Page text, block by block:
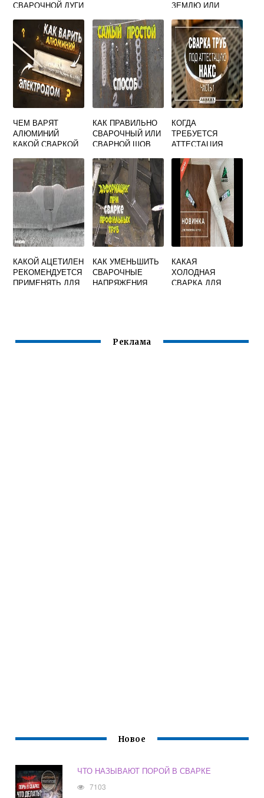
СВАРОЧНОЙ ДУГИ
ПРИМЕНЯТЬ В
ПОЛЕВЫХ
УСЛОВИЯХ
ЗЕМЛЮ ИЛИ
СЕПТИКИ ЛУЧШЕ
ЧЕМ ВАРЯТ
АЛЮМИНИЙ
КАКОЙ СВАРКОЙ
КАК ПРАВИЛЬНО
СВАРОЧНЫЙ ИЛИ
СВАРНОЙ ШОВ
КОГДА
ТРЕБУЕТСЯ
АТТЕСТАЦИЯ
СВАРОЧНОГО
ПРОИЗВОДСТВА
КАКОЙ АЦЕТИЛЕН
РЕКОМЕНДУЕТСЯ
ПРИМЕНЯТЬ ДЛЯ
КАК УМЕНЬШИТЬ
СВАРОЧНЫЕ
НАПРЯЖЕНИЯ
КАКАЯ
ХОЛОДНАЯ
СВАРКА ДЛЯ
Реклама
Новое
ЧТО НАЗЫВАЮТ ПОРОЙ В СВАРКЕ
7103